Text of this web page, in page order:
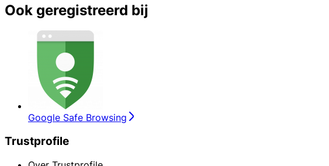
Ook geregistreerd bij
Google Safe Browsing
Trustprofile